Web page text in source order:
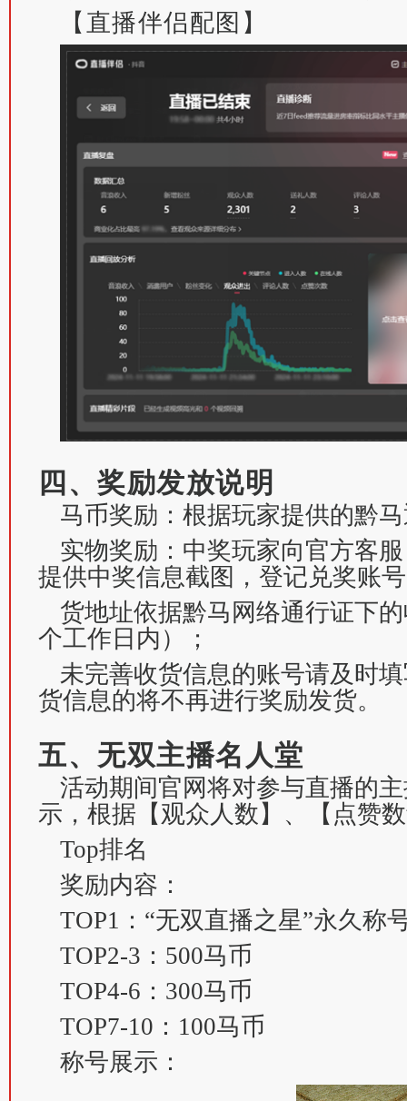
【直播伴侣配图】
四、奖励发放说明
马币奖励：根据玩家提供的黔
实物奖励：中奖玩家向官方客
提供中奖信息截图，登记兑奖账
货地址依据黔马网络通行证下
个工作日内）；
未完善收货信息的账号请及时
货信息的将不再进行奖励发货。
五、无双主播名人堂
活动期间官网将对参与直播的
示，根据【观众人数】、【点赞
Top排名
奖励内容：
TOP1：“无双直播之星”永久称
TOP2-3：500马币
TOP4-6：300马币
TOP7-10：100马币
称号展示：